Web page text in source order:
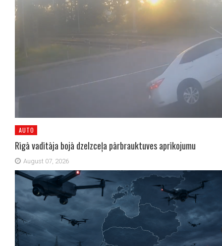
AUTO
Rīgā vadītāja bojā dzelzceļa pārbrauktuves aprīkojumu
August 07, 2026